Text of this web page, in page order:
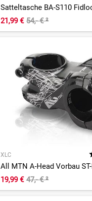
Satteltasche BA-S110
21,99 € 54,- €²
XLC
19,99 € 47,- €²